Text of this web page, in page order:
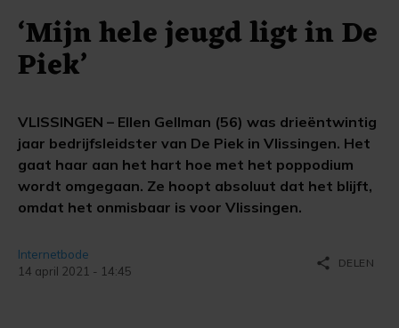
‘Mijn hele jeugd ligt in De
Piek’
VLISSINGEN – Ellen Gellman (56) was drieëntwintig
jaar bedrijfsleidster van De Piek in Vlissingen. Het
gaat haar aan het hart hoe met het poppodium
wordt omgegaan. Ze hoopt absoluut dat het blijft,
omdat het onmisbaar is voor Vlissingen.
Internetbode
14 april 2021 - 14:45
share DELEN